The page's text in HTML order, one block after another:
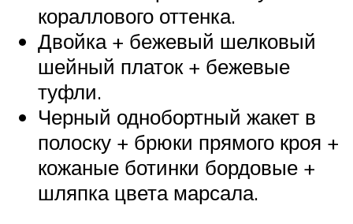
кораллового оттенка.
Двойка + бежевый шелковый
шейный платок + бежевые
туфли.
Черный однобортный жакет в
полоску + брюки прямого кроя +
кожаные ботинки бордовые +
шляпка цвета марсала.